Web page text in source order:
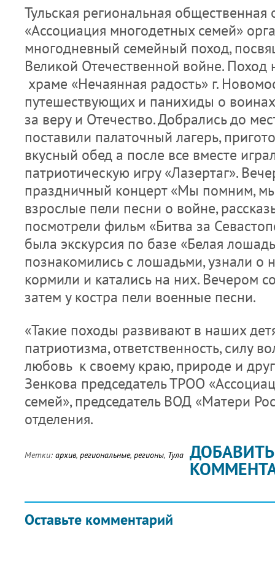
Тульская региональная общественная
«Ассоциация многодетных семей»
многодневный семейный поход,
Великой Отечественной войне.
храме «Нечаянная радость» г.
путешествующих и панихиды о
за веру и Отечество. Добрались до
поставили палаточный лагерь,
вкусный обед а после все вместе
патриотическую игру «Лазертаг».
праздничный концерт «Мы помним, мы
взрослые пели песни о войне,
посмотрели фильм «Битва за
была экскурсия по базе «Белая
познакомились с лошадьми, узнали о
кормили и катались на них. Вечером
затем у костра пели военные песни.
«Такие походы развивают в наших
патриотизма, ответственность, силу
любовь к своему краю, природе и
Зенкова председатель ТРОО
семей», председатель ВОД «Матери
отделения.
Метки: архив, региональные, регионы, Тула
Оставьте комментарий
ДОБАВИТЬ